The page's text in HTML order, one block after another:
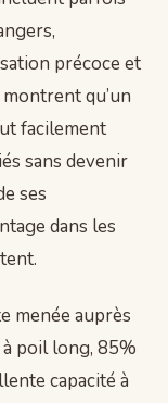
précoce et
qu’un
facilement
sans devenir
ses
dans les
menée auprès
poil long, 85%
capacité à